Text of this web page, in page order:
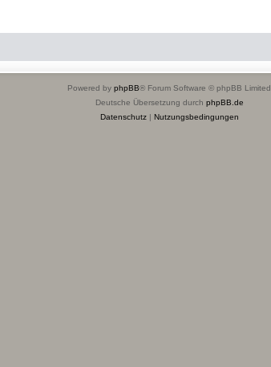
Powered by phpBB® Forum Software © phpBB Limited
Deutsche Übersetzung durch phpBB.de
Datenschutz| Nutzungsbedingungen